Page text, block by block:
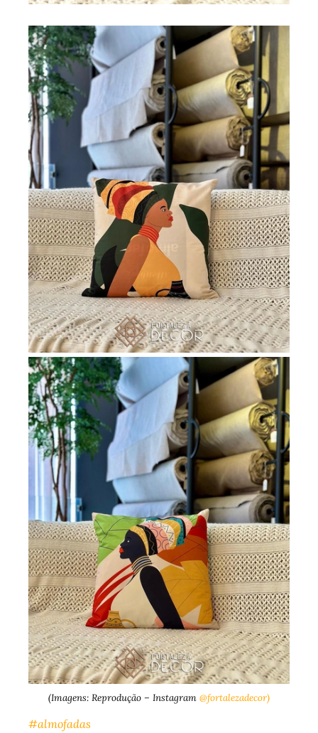
(Imagens: Reprodução – Instagram @fortalezadecor)
#almofadas